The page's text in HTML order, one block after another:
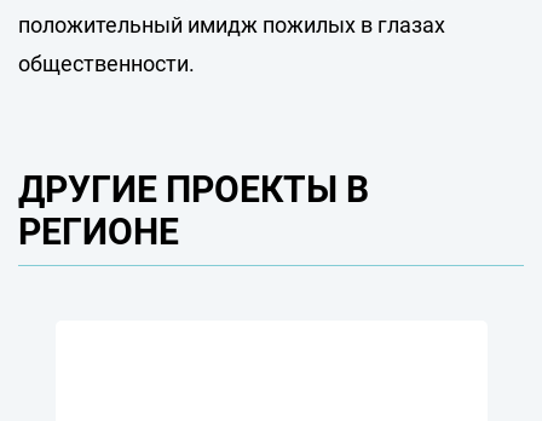
положительный имидж пожилых в глазах
общественности.
ДРУГИЕ ПРОЕКТЫ В
РЕГИОНЕ